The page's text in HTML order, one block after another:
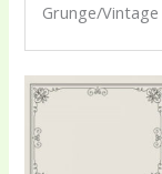
Grunge/Vintage